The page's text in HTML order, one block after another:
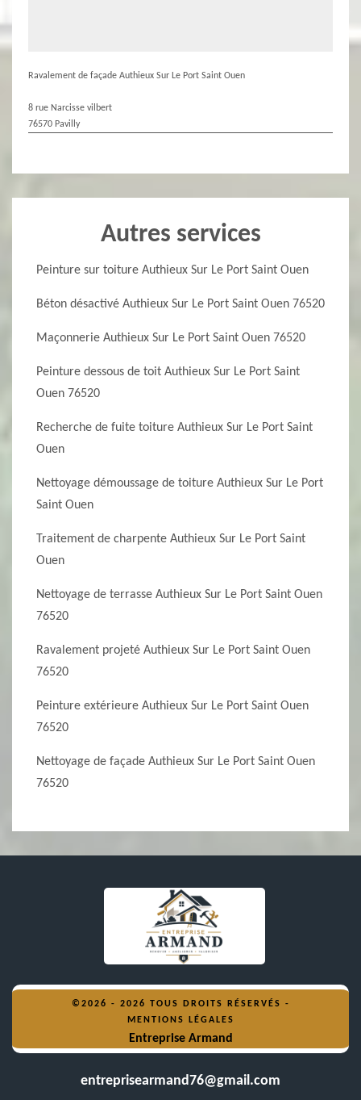
Ravalement de façade Authieux Sur Le Port Saint Ouen
8 rue Narcisse vilbert
76570 Pavilly
Autres services
Peinture sur toiture Authieux Sur Le Port Saint Ouen
Béton désactivé Authieux Sur Le Port Saint Ouen 76520
Maçonnerie Authieux Sur Le Port Saint Ouen 76520
Peinture dessous de toit Authieux Sur Le Port Saint
Ouen 76520
Recherche de fuite toiture Authieux Sur Le Port Saint
Ouen
Nettoyage démoussage de toiture Authieux Sur Le Port
Saint Ouen
Traitement de charpente Authieux Sur Le Port Saint
Ouen
Nettoyage de terrasse Authieux Sur Le Port Saint Ouen
76520
Ravalement projeté Authieux Sur Le Port Saint Ouen
76520
Peinture extérieure Authieux Sur Le Port Saint Ouen
76520
Nettoyage de façade Authieux Sur Le Port Saint Ouen
76520
©2026 - 2026 TOUS DROITS RÉSERVÉS -
MENTIONS LÉGALES
Entreprise Armand
entreprisearmand76@gmail.com